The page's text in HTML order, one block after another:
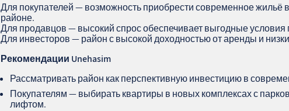
Для покупателей — возможность приобрести современное жильё
районе.
Для продавцов — высокий спрос обеспечивает выгодные условия
Для инвесторов — район с высокой доходностью от аренды и
Рекомендации Unehasim
Рассматривать район как перспективную инвестицию в
Покупателям — выбирать квартиры в новых комплексах с
лифтом.